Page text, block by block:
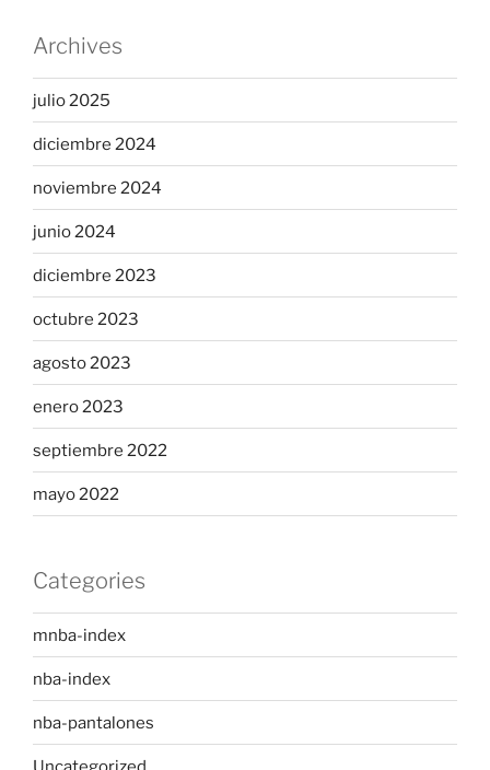
Archives
julio 2025
diciembre 2024
noviembre 2024
junio 2024
diciembre 2023
octubre 2023
agosto 2023
enero 2023
septiembre 2022
mayo 2022
Categories
mnba-index
nba-index
nba-pantalones